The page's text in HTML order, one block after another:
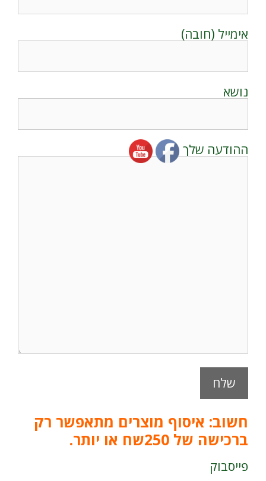
אימייל (חובה)
נושא
ההודעה שלך
A
l
t
r
חשוב: איסוף מוצרים מתאפשר רק
ברכישה של 250שח או יותר.
פייסבוק